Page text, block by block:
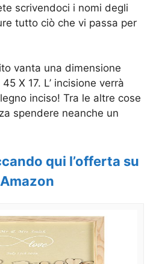
scrivendoci i nomi degli
tutto ciò che vi passa per
vanta una dimensione
45 X 17. L’ incisione verrà
inciso! Tra le altre cose
spendere neanche un
qui l’offerta su
Amazon